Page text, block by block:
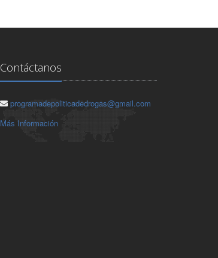
Contáctanos
programadepoliticadedrogas@gmail.com
Más Información